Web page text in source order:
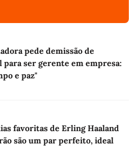
pede demissão de
ser gerente em empresa:
e paz"
favoritas de Erling Haaland
são um par perfeito, ideal